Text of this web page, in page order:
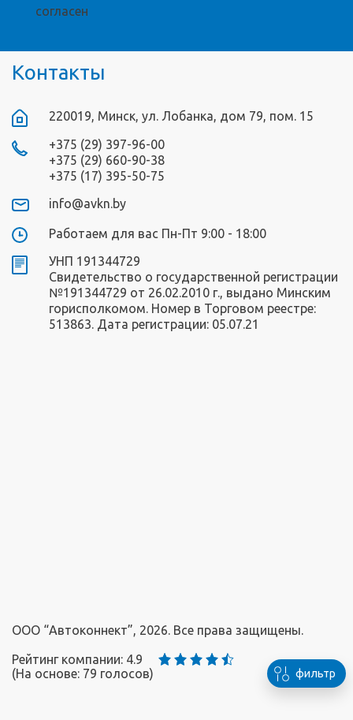
фильтр
согласен
Контакты
220019, Минск, ул. Лобанка, дом 79, пом. 15
+375 (29) 397-96-00
+375 (29) 660-90-38
+375 (17) 395-50-75
info@avkn.by
Работаем для вас Пн-Пт 9:00 - 18:00
УНП 191344729
Свидетельство о государственной регистрации
№191344729 от 26.02.2010 г., выдано Минским
горисполкомом. Номер в Торговом реестре:
513863. Дата регистрации: 05.07.21
ООО “Автоконнект”, 2026. Все права защищены.
Рейтинг компании: 4.9
(На основе: 79 голосов)